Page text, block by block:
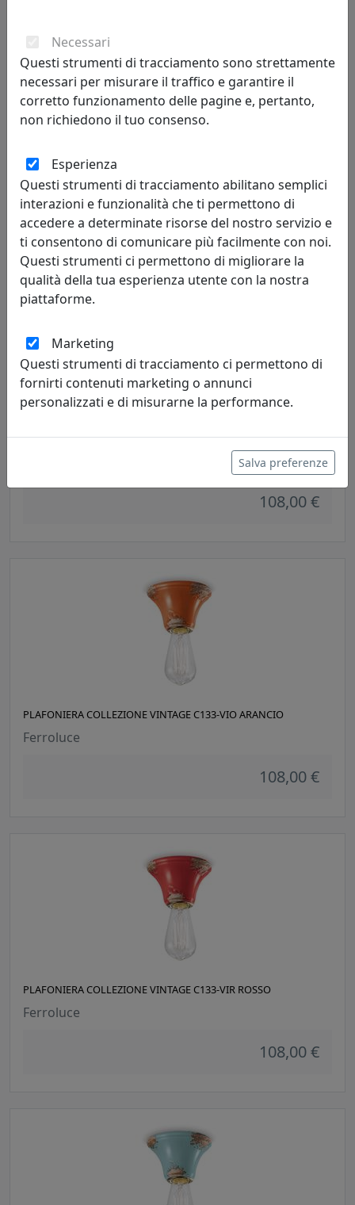
PLAFONIERA COLLEZIONE VINTAGE C133-VIB BIANCO
Ferroluce
108,00 €
PLAFONIERA COLLEZIONE VINTAGE C133-VIG GIALLO
108,00 €
PLAFONIERA COLLEZIONE VINTAGE C133-VIO ARANCIO
Ferroluce
108,00 €
PLAFONIERA COLLEZIONE VINTAGE C133-VIR ROSSO
Ferroluce
108,00 €
Necessari
Questi strumenti di tracciamento sono strettamente
necessari per misurare il traffico e garantire il
corretto funzionamento delle pagine e, pertanto,
non richiedono il tuo consenso.
Esperienza
Questi strumenti di tracciamento abilitano semplici
interazioni e funzionalità che ti permettono di
accedere a determinate risorse del nostro servizio e
ti consentono di comunicare più facilmente con noi.
Questi strumenti ci permettono di migliorare la
qualità della tua esperienza utente con la nostra
piattaforme.
Marketing
Questi strumenti di tracciamento ci permettono di
fornirti contenuti marketing o annunci
personalizzati e di misurarne la performance.
Salva preferenze